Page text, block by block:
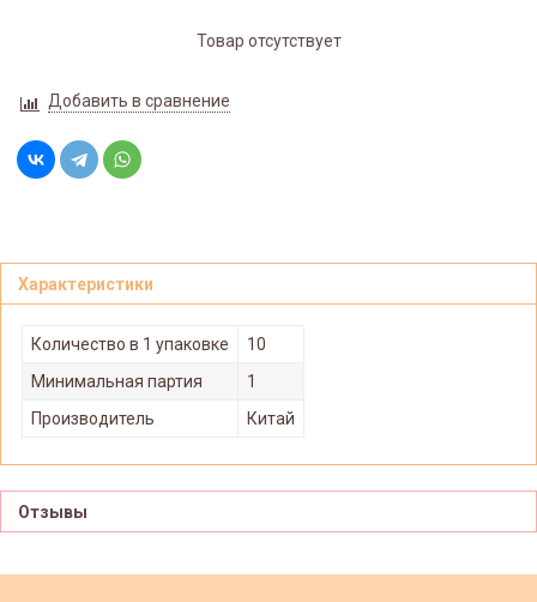
Товар отсутствует
Добавить в сравнение
Характеристики
Количество в 1 упаковке
10
Минимальная партия
1
Производитель
Китай
Отзывы